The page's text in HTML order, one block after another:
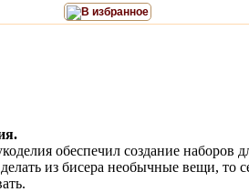
В избранное
обеспечил создание наборов
из бисера необычные вещи, то